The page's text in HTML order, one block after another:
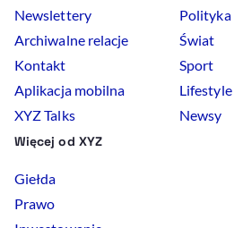
Newslettery
Archiwalne relacje
Kontakt
Aplikacja mobilna
XYZ Talks
Polityka
Świat
Sport
Lifestyle
Newsy
Więcej od XYZ
Giełda
Prawo